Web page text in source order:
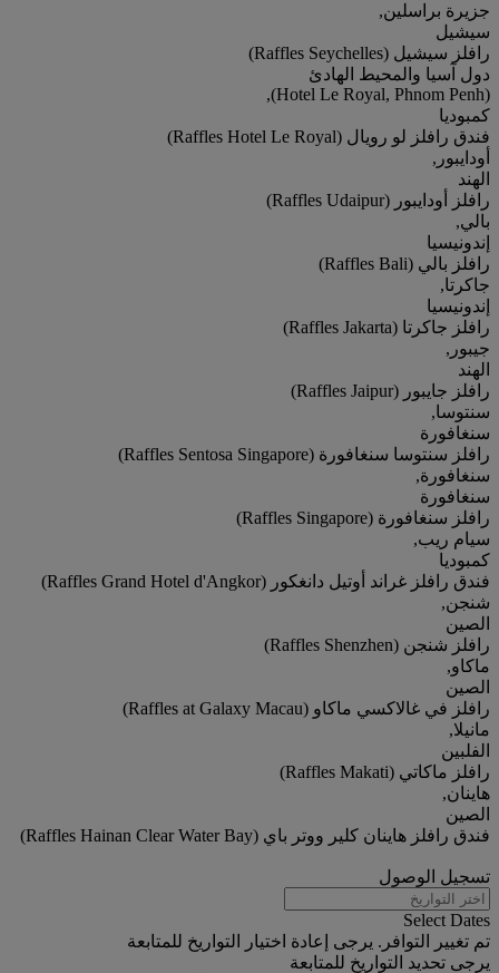
جزيرة براسلين,
سيشيل
رافلز سيشيل (Raffles Seychelles)
دول آسيا والمحيط الهادئ
(Hotel Le Royal, Phnom Penh),
كمبوديا
فندق رافلز لو رويال (Raffles Hotel Le Royal)
أودايبور,
الهند
رافلز أودايبور (Raffles Udaipur)
بالي,
إندونيسيا
رافلز بالي (Raffles Bali)
جاكرتا,
إندونيسيا
رافلز جاكرتا (Raffles Jakarta)
جيبور,
الهند
رافلز جايبور (Raffles Jaipur)
سنتوسا,
سنغافورة
رافلز سنتوسا سنغافورة (Raffles Sentosa Singapore)
سنغافورة,
سنغافورة
رافلز سنغافورة (Raffles Singapore)
سيام ريب,
كمبوديا
فندق رافلز غراند أوتيل دانغكور (Raffles Grand Hotel d'Angkor)
شنجن,
الصين
رافلز شنجن (Raffles Shenzhen)
ماكاو,
الصين
رافلز في غالاكسي ماكاو (Raffles at Galaxy Macau)
مانيلا,
الفلبين
رافلز ماكاتي (Raffles Makati)
هاينان,
الصين
فندق رافلز هاينان كلير ووتر باي (Raffles Hainan Clear Water Bay)
تسجيل الوصول
Select Dates
تم تغيير التوافر. يرجى إعادة اختيار التواريخ للمتابعة
يرجى تحديد التواريخ للمتابعة